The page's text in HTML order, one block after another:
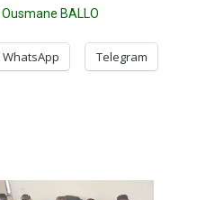
Ousmane BALLO
WhatsApp Telegram